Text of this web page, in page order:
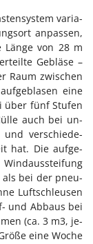
va­ria­
an­pas­sen,
von 28 m
Ge­blä­se –
Raum zwi­schen
eine
über fünf Stu­fen
auch bei un­
und ver­schie­de­
hat. Die auf­ge­
als bei der pneu­
Luft­schleu­sen
und Ab­baus bei
(ca. 3 m3, je­
eine Wo­che